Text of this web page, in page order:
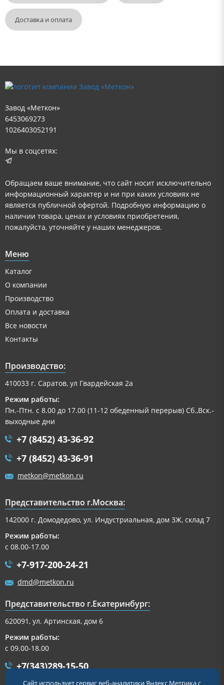
Доставка и оплата
Завод «Меткон»
6453069273
1026403052191
Мы в соцсетях:
Обращаем ваше внимание, что сайт носит исключительно
информационный характер и ни при каких условиях не
является публичной офертой. Подробную информацию о
наличии товара, ценах и условиях приобретения,
пожалуйста, уточняйте у наших менеджеров.
Меню
Каталог
О компании
Производство
Оплата и доставка
Все новости
Контакты
Производство:
410033 г. Саратов, ул Гвардейская 2а
Режим работы:
Пн.-Птн. с 8.00 до 17.00 (11-12 обеденный перерыв) Сб.,Вск.-
выходные дни
+7 (8452) 43-36-92
+7 (8452) 43-36-91
metkon@metkon.ru
Представительство г.Москва:
142000 г. Домодедово, ул. Индустриальная, дом 3Ж, склад 7
Режим работы:
с 08.00-17.00
+7-917-200-24-21
dmd@metkon.ru
Представительство г.Екатеринбург:
620091, ул. Артинская, дом 6
Режим работы:
с 09.00-18.00
+7(343)289-15-50
Сайт использует сервис веб-аналитики Яндекс Метрика с